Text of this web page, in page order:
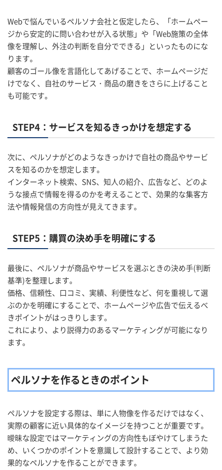
Webで悩んでいるペルソナ会社と仮定したら、「ホームペー
ジから安定的に問い合わせが入る状態」や「Web施策の全体
像を理解し、外注の判断を自分でできる」といったものにな
ります。
顧客のゴール像を言語化してあげることで、ホームページだ
けでなく、自社のサービス・商品の磨きをさらに上げること
も可能です。
STEP4：サービスを知るきっかけを想定する
次に、ペルソナがどのようなきっかけで自社の商品やサービ
スを知るのかを想定します。
インターネット検索、SNS、知人の紹介、広告など、どのよ
うな接点で情報を得るのかを考えることで、効果的な集客方
法や情報発信の方向性が見えてきます。
STEP5：購買の決め手を明確にする
最後に、ペルソナが商品やサービスを選ぶときの決め手(判断
基準)を整理します。
価格、信頼性、口コミ、実績、利便性など、何を重視して選
ぶのかを明確にすることで、ホームページや広告で伝えるべ
きポイントがはっきりします。
これにより、より説得力のあるマーケティングが可能になり
ます。
ペルソナを作るときのポイント
ペルソナを設定する際は、単に人物像を作るだけではなく、
実際の顧客に近い具体的なイメージを持つことが重要です。
曖昧な設定ではマーケティングの方向性もぼやけてしまうた
め、いくつかのポイントを意識して設計することで、より効
果的なペルソナを作ることができます。